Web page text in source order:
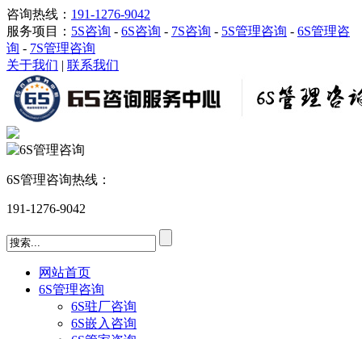
咨询热线： 191-1276-9042
服务项目： 5S咨询 - 6S咨询 - 7S咨询 - 5S管理咨询 - 6S管理咨
询 - 7S管理咨询
关于我们 | 联系我们
6S管理咨询热线：
191-1276-9042
网站首页
6S管理咨询
6S驻厂咨询
6S嵌入咨询